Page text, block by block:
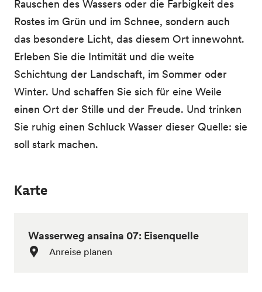
Rauschen des Wassers oder die Farbigkeit des
Rostes im Grün und im Schnee, sondern auch
das besondere Licht, das diesem Ort innewohnt.
Erleben Sie die Intimität und die weite
Schichtung der Landschaft, im Sommer oder
Winter. Und schaffen Sie sich für eine Weile
einen Ort der Stille und der Freude. Und trinken
Sie ruhig einen Schluck Wasser dieser Quelle: sie
soll stark machen.
Karte
Wasserweg ansaina 07: Eisenquelle
Anreise planen